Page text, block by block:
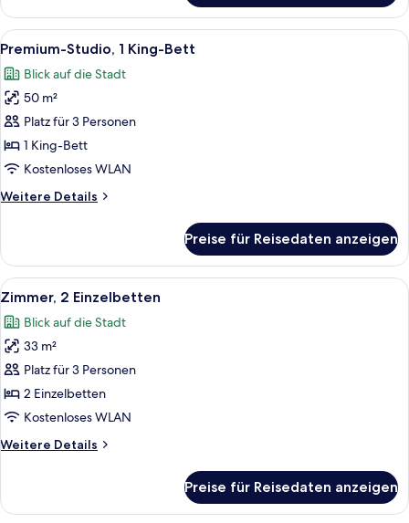
Suite
Alle
Fotos
für
Premium-
Studio,
1 King-
Bett
Ein Hotelzimmer mit Bett,
5
Premium-Studio, 1 King-Bett
Blick auf die Stadt
50 m²
Platz für 3 Personen
1 King-Bett
Kostenloses WLAN
Weitere Details
Weitere
Studio,
1 King-
Bett
Preise für Reisedaten anzeigen
Alle
Fotos
für
Zimmer,
2 Einzelbetten
anzeigen
Ein Hotelzimmer mit einem großen
5
Zimmer, 2 Einzelbetten
Blick auf die Stadt
33 m²
Platz für 3 Personen
2 Einzelbetten
Kostenloses WLAN
Weitere Details
Weitere
2 Einzelbetten
Preise für Reisedaten anzeigen